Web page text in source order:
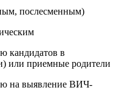
послесменным)
кандидатов в
или приемные родители
на выявление ВИЧ-